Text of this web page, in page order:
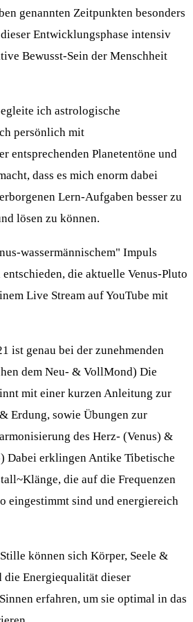
genannten Zeitpunkten besonders
Entwicklungsphase intensiv
Bewusst-Sein der Menschheit
ich astrologische
persönlich mit
entsprechenden Planetentöne und
dass es mich enorm dabei
Lern-Aufgaben besser zu
lösen zu können.
wassermännischem" Impuls
die aktuelle Venus-Pluto
Live Stream auf YouTube mit
ist genau bei der zunehmenden
dem Neu- & VollMond) Die
mit einer kurzen Anleitung zur
Erdung, sowie Übungen zur
des Herz- (Venus) &
Dabei erklingen Antike Tibetische
die auf die Frequenzen
eingestimmt sind und energiereich
können sich Körper, Seele &
Energiequalität dieser
erfahren, um sie optimal in das